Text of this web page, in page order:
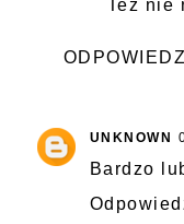
Też nie
ODPOWIEDZ
UNKNOWN
Bardzo